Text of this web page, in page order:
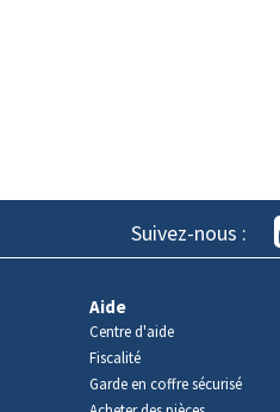
Suivez-nous :
Aide
Centre d'aide
Fiscalité
Garde en coffre sécurisé